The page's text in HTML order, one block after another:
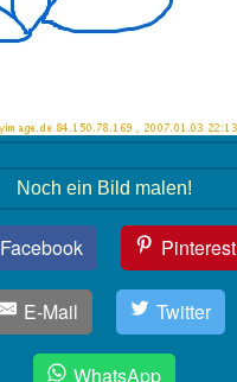
Noch ein Bild malen!
Facebook Pinterest
E-Mail Twitter
WhatsApp